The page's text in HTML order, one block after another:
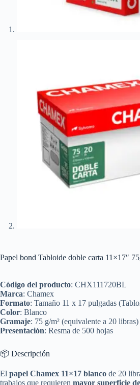
Papel bond Tabloide doble carta 11×17″
Código del producto: CHX111720BL
Marca: Chamex
Formato: Tamaño 11 x 17 pulgadas
Color: Blanco
Gramaje: 75 g/m² (equivalente a 20 libras)
Presentación: Resma de 500 hojas
📦 Descripción
El papel Chamex 11×17 blanco de 20
trabajos que requieren mayor superficie